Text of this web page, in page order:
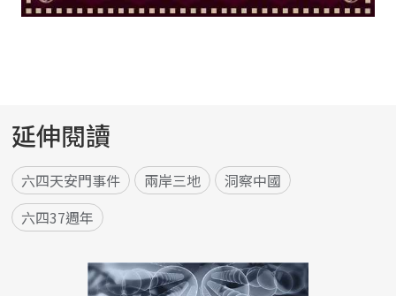
延伸閱讀
六四天安門事件 兩岸三地
洞察中國
六四37週年